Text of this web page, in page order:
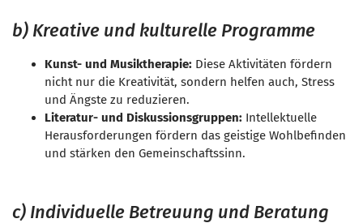
b) Kreative und kulturelle Programme
Kunst- und Musiktherapie: Diese Aktivitäten fördern
nicht nur die Kreativität, sondern helfen auch, Stress
und Ängste zu reduzieren.
Literatur- und Diskussionsgruppen: Intellektuelle
Herausforderungen fördern das geistige Wohlbefinden
und stärken den Gemeinschaftssinn.
c) Individuelle Betreuung und Beratung